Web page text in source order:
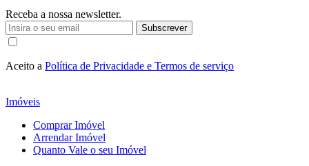
Receba a nossa newsletter.
Subscrever
Aceito a Política de Privacidade e Termos de serviço
Imóveis
Comprar Imóvel
Arrendar Imóvel
Quanto Vale o seu Imóvel